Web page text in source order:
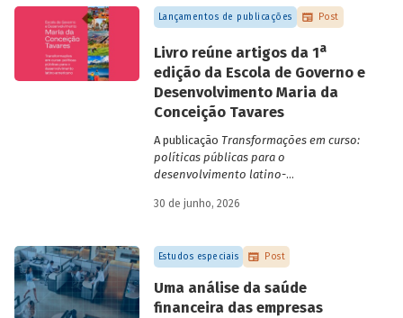
Lançamentos de publicações Post
Livro reúne artigos da 1a
edição da Escola de Governo e
Desenvolvimento Maria da
Conceição Tavares
A publicação Transformações em curso:
políticas públicas para o
desenvolvimento latino-
da Escola de Governo e Desenvolvimento
30 de junho, 2026
Estudos especiais Post
Uma análise da saúde
financeira das empresas